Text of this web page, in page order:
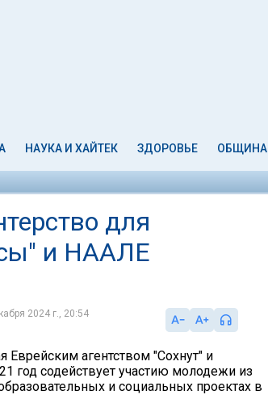
НАУКА И ХАЙТЕК ЗДОРОВЬЕ ОБЩИНА
для
и НААЛЕ
2024 г., 20:54
Еврейским агентством "Сохнут" и
год содействует участию молодежи из
и социальных проектах в